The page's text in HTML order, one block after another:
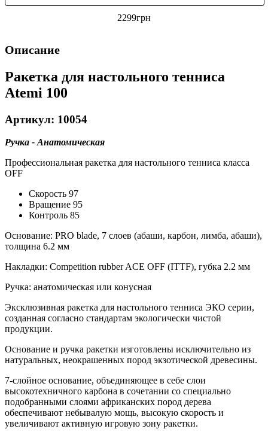
2299грн
Описание
Ракетка для настольного тенниса
Atemi 100
Артикул: 10054
Ручка - Анатомическая
Профессиональная ракетка для настольного тенниса класса
OFF
Скорость 97
Вращение 95
Контроль 85
Основание: PRO blade, 7 слоев (абаши, карбон, лимба, абаши),
толщина 6.2 мм
Накладки: Competition rubber ACE OFF (ITTF), губка 2.2 мм
Ручка: анатомическая или конусная
Эксклюзивная ракетка для настольного тенниса ЭКО серии,
созданная согласно стандартам экологически чистой
продукции.
Основание и ручка ракетки изготовлены исключительно из
натуральных, неокрашенных пород экзотической древесины.
7-слойное основание, объединяющее в себе слои
высокотехничного карбона в сочетании со специально
подобранными слоями африканских пород дерева
обеспечивают небывалую мощь, высокую скорость и
увеличивают активную игровую зону ракетки.